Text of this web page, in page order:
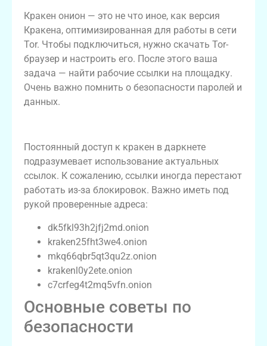
Кракен онион — это не что иное, как версия
Кракена, оптимизированная для работы в сети
Tor. Чтобы подключиться, нужно скачать Tor-
браузер и настроить его. После этого ваша
задача — найти рабочие ссылки на площадку.
Очень важно помнить о безопасности паролей и
данных.
Постоянный доступ к кракен в даркнете
подразумевает использование актуальных
ссылок. К сожалению, ссылки иногда перестают
работать из-за блокировок. Важно иметь под
рукой проверенные адреса:
dk5fkl93h2jfj2md.onion
kraken25fht3we4.onion
mkq66qbr5qt3qu2z.onion
krakenl0y2ete.onion
c7crfeg4t2mq5vfn.onion
Основные советы по
безопасности